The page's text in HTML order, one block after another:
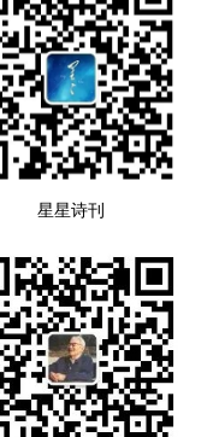
星星诗刊